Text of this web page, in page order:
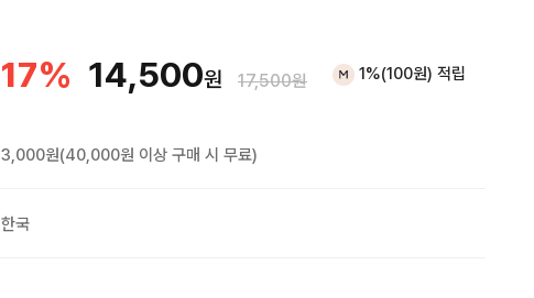
17% 14,500원 17,500원 1%(100원) 적립
3,000원(40,000원 이상 구매 시 무료)
한국